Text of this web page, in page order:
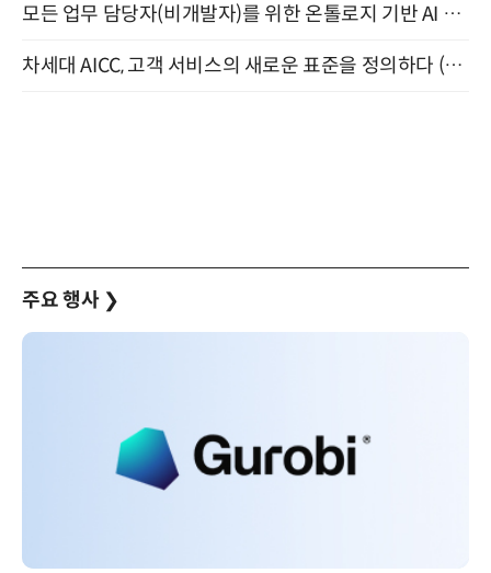
모든 업무 담당자(비개발자)를 위한 온톨로지 기반 AI 지식체계 설계 1-day 워크숍 8월 20일 개최
차세대 AICC, 고객 서비스의 새로운 표준을 정의하다 (9/9)
주요 행사 ❯